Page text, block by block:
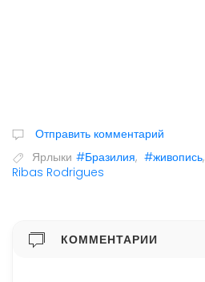
Отправить комментарий
Ярлыки #Бразилия, #живопись,
Ribas Rodrigues
КОММЕНТАРИИ